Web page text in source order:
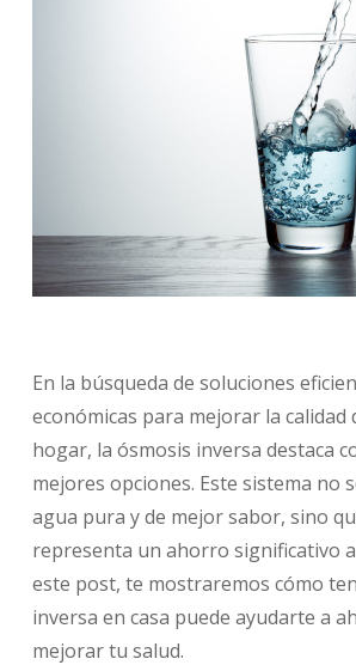
En la búsqueda de soluciones
económicas para mejorar la calidad
hogar, la ósmosis inversa destaca
mejores opciones. Este sistema no
agua pura y de mejor sabor, sino
representa un ahorro significativo
este post, te mostraremos cómo
inversa en casa puede ayudarte a
mejorar tu salud.